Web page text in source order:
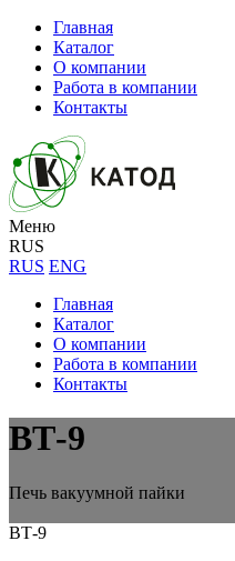
Главная
Каталог
О компании
Работа в компании
Контакты
Меню
RUS
RUS ENG
Главная
Каталог
О компании
Работа в компании
Контакты
ВТ-9
Печь вакуумной пайки
ВТ-9